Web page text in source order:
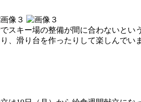
スキー場の整備が間に合わないとい
、滑り台を作ったりして楽しんでい